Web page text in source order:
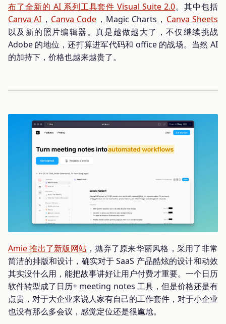
布了全新的 AI 系列工具套件 Visual Suite 2.0。其中包括
Canva AI ， Canva Code ，Magic Charts， Canva Sheets
以及新的照片编辑器。真是越做越大了，不仅继续挑战
Adobe 的地位，还打算进军代码和 office 的战场。当然 AI
的加持下，价格也越来越贵了。
Amie 推出了新版网站 ，抛弃了原来华丽风格，采用了非常
简洁的排版和设计，确实对于 SaaS 产品酷炫的设计和动效
其实没什么用，能把故事讲好让用户付费才重要。一个日历
软件转型成了日历+ meeting notes 工具，但是价格还是有
点贵，对于大企业来说人家有自己的工作套件，对于小企业
也没有那么多会议，感觉定位还是很尴尬。